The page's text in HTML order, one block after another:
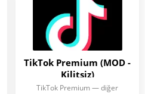
TikTok Premium (MOD -
Kilitsiz)
TikTok Premium — diğer